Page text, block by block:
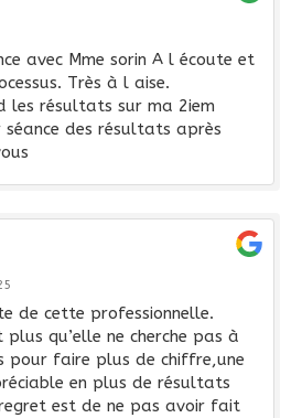
avec Mme sorin A l écoute et
Très à l aise.
les résultats sur ma 2iem
séance des résultats après
de cette professionnelle.
qu’elle ne cherche pas à
pour faire plus de chiffre,une
en plus de résultats
est de ne pas avoir fait